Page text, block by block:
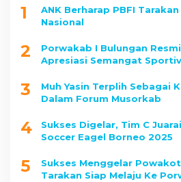
1
ANK Berharap PBFI
Nasional
2
Porwakab I Bulungan
Apresiasi Semangat
3
Muh Yasin Terplih Sebagai
Dalam Forum Musorkab
4
Sukses Digelar, Tim C
Soccer Eagel Borneo 2025
5
Sukses Menggelar
Tarakan Siap Melaju Ke